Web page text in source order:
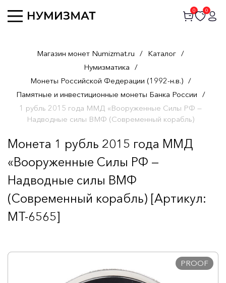
0 0
Магазин монет Numizmat.ru / Каталог /
Нумизматика /
Монеты Российской Федерации (1992-н.в.) /
Памятные и инвестиционные монеты Банка России /
1 рубль 2015 года ММД «Вооруженные Силы РФ —
Надводные силы ВМФ (Современный корабль)
Монета 1 рубль 2015 года ММД
«Вооруженные Силы РФ —
Надводные силы ВМФ
(Современный корабль) [Артикул:
MT-6565]
PROOF